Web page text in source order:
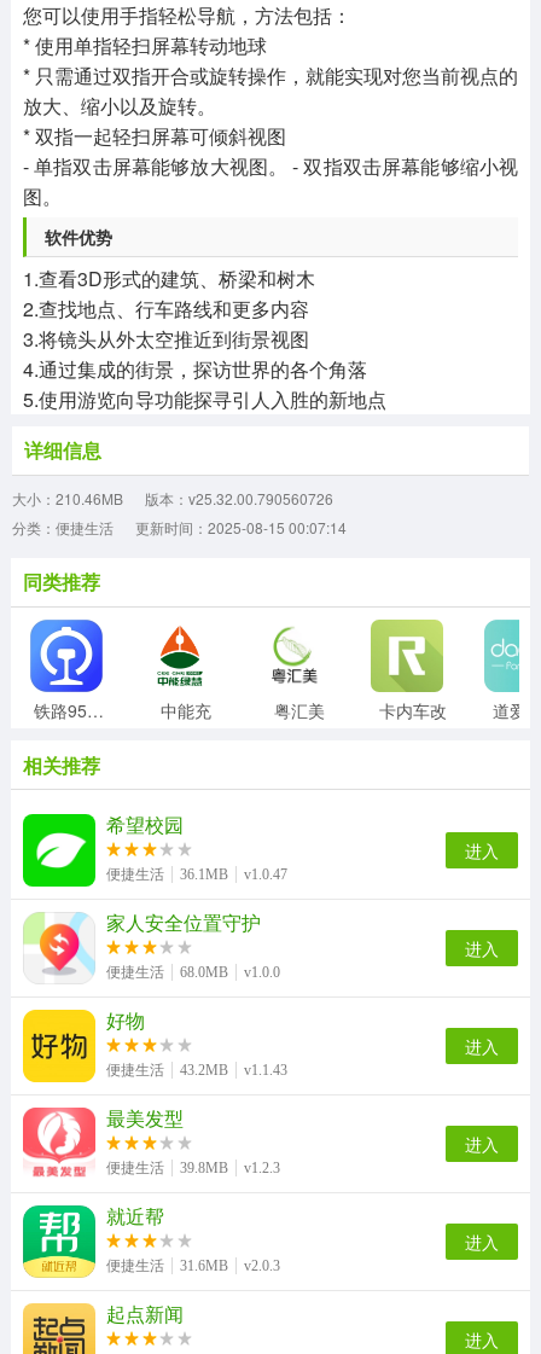
您可以使用手指轻松导航，方法包括：
* 使用单指轻扫屏幕转动地球
* 只需通过双指开合或旋转操作，就能实现对您当前视点的
放大、缩小以及旋转。
* 双指一起轻扫屏幕可倾斜视图
- 单指双击屏幕能够放大视图。 - 双指双击屏幕能够缩小视
图。
软件优势
1.查看3D形式的建筑、桥梁和树木
2.查找地点、行车路线和更多内容
3.将镜头从外太空推近到街景视图
4.通过集成的街景，探访世界的各个角落
5.使用游览向导功能探寻引人入胜的新地点
详细信息
大小：210.46MB
版本：v25.32.00.790560726
分类：便捷生活
更新时间：2025-08-15 00:07:14
同类推荐
铁路95306 中能充 粤汇美 卡内车改 道爱
相关推荐
希望校园
便捷生活 36.1MB v1.0.47
进入
家人安全位置守护
便捷生活 68.0MB v1.0.0
进入
好物
便捷生活 43.2MB v1.1.43
进入
最美发型
便捷生活 39.8MB v1.2.3
进入
就近帮
便捷生活 31.6MB v2.0.3
进入
起点新闻
进入